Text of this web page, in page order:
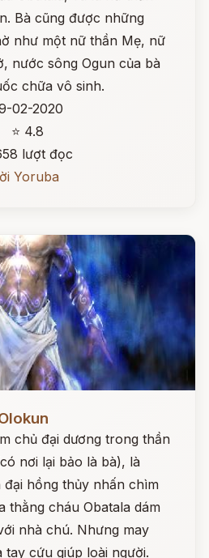
Bà cũng được những
như một nữ thần Mẹ, nữ
nước sông Ogun của bà
chữa vô sinh.
02-2020
⭐ 4.8
lượt đọc
Yoruba
chủ đại dương trong thần
nơi lại bảo là bà), là
hồng thủy nhấn chìm
thằng cháu Obatala dám
nhà chú. Nhưng may
tay cứu giúp loài người.